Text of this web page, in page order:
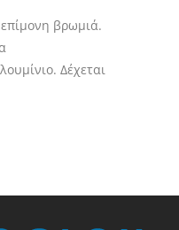
βρωμιά.
Δέχεται